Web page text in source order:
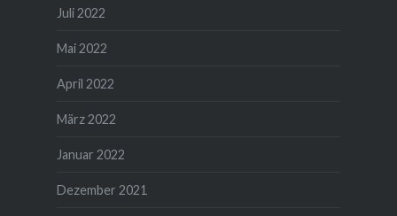
Juli 2022
Mai 2022
April 2022
März 2022
Januar 2022
Dezember 2021